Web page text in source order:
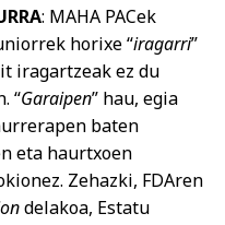
: MAHA PACek
horixe “iragarri”
iragartzeak ez du
“Garaipen” hau, egia
baten
eta haurtxoen
Zehazki, FDAren
delakoa, Estatu